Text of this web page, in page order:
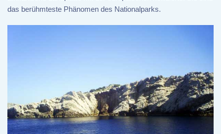
das berühmteste Phänomen des Nationalparks.